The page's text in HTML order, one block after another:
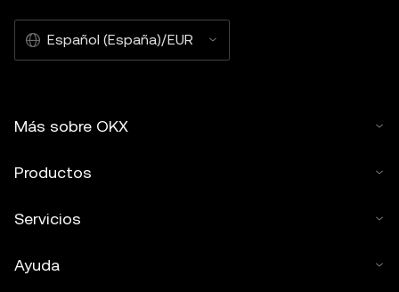
Español (España)/EUR
Más sobre OKX
Productos
Servicios
Ayuda